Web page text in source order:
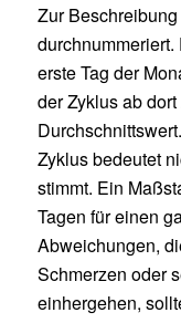
Zur
durchnummeriert.
erste Tag der
der Zyklus ab
Zyklus bedeutet
stimmt. Ein
Tagen für einen
Abweichungen,
Schmerzen oder
einhergehen,